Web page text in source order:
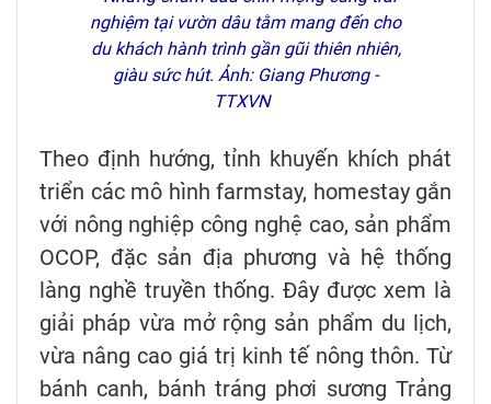
nghiệm tại vườn dâu tằm mang đến cho
du khách hành trình gần gũi thiên nhiên,
giàu sức hút. Ảnh: Giang Phương -
TTXVN
Theo định hướng, tỉnh khuyến khích phát
triển các mô hình farmstay, homestay gắn
với nông nghiệp công nghệ cao, sản phẩm
OCOP, đặc sản địa phương và hệ thống
làng nghề truyền thống. Đây được xem là
giải pháp vừa mở rộng sản phẩm du lịch,
vừa nâng cao giá trị kinh tế nông thôn. Từ
bánh canh, bánh tráng phơi sương Trảng